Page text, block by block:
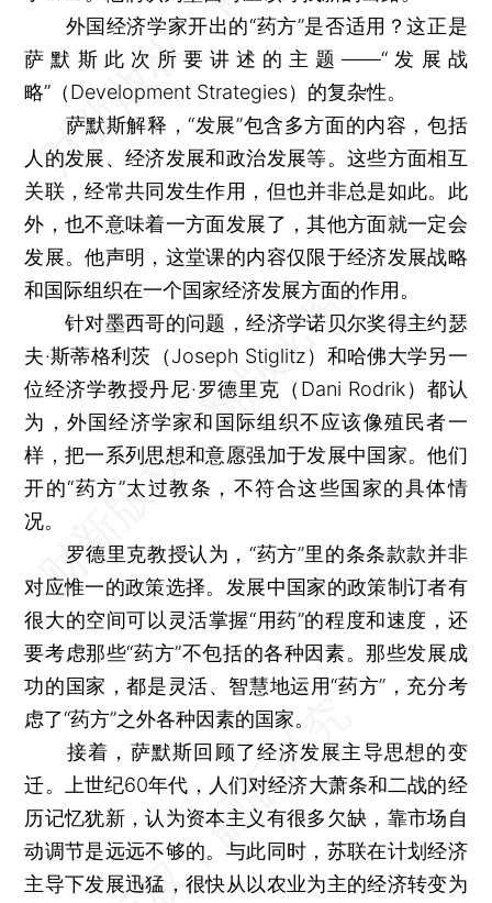
外国经济学家开出的“药方”是否适用？这正是
萨默斯此次所要讲述的主题——“发展战
略”（Development Strategies）的复杂性。
萨默斯解释，“发展”包含多方面的内容，包括
人的发展、经济发展和政治发展等。这些方面相互
关联，经常共同发生作用，但也并非总是如此。此
外，也不意味着一方面发展了，其他方面就一定会
发展。他声明，这堂课的内容仅限于经济发展战略
和国际组织在一个国家经济发展方面的作用。
针对墨西哥的问题，经济学诺贝尔奖得主约瑟
夫·斯蒂格利茨（Joseph Stiglitz）和哈佛大学另一
位经济学教授丹尼·罗德里克（Dani Rodrik）都认
为，外国经济学家和国际组织不应该像殖民者一
样，把一系列思想和意愿强加于发展中国家。他们
开的“药方”太过教条，不符合这些国家的具体情
况。
罗德里克教授认为，“药方”里的条条款款并非
对应惟一的政策选择。发展中国家的政策制订者有
很大的空间可以灵活掌握“用药”的程度和速度，还
要考虑那些“药方”不包括的各种因素。那些发展成
功的国家，都是灵活、智慧地运用“药方”，充分考
虑了“药方”之外各种因素的国家。
接着，萨默斯回顾了经济发展主导思想的变
迁。上世纪60年代，人们对经济大萧条和二战的经
历记忆犹新，认为资本主义有很多欠缺，靠市场自
动调节是远远不够的。与此同时，苏联在计划经济
主导下发展迅猛，很快从以农业为主的经济转变为